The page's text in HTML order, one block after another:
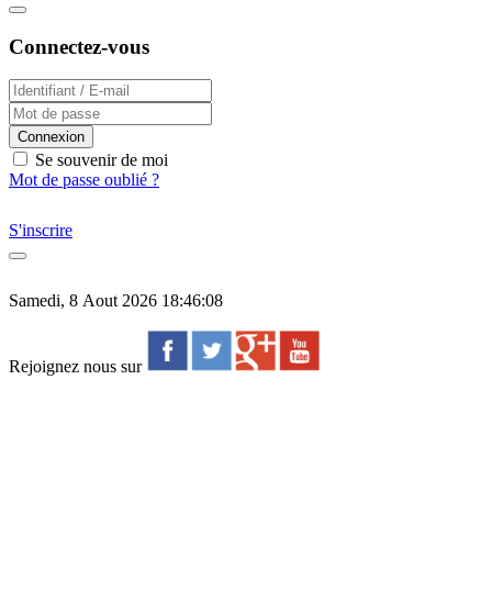
Connectez-vous
Connexion
Se souvenir de moi
Mot de passe oublié ?
S'inscrire
Samedi, 8 Aout 2026 18:46:08
Rejoignez nous sur